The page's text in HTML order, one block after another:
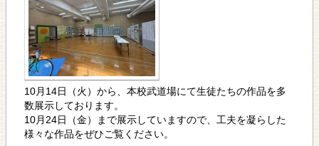
10月14日（火）から、本校武道場にて生徒たちの作品を多
数展示しております。
10月24日（金）まで展示していますので、工夫を凝らした
様々な作品をぜひご覧ください。